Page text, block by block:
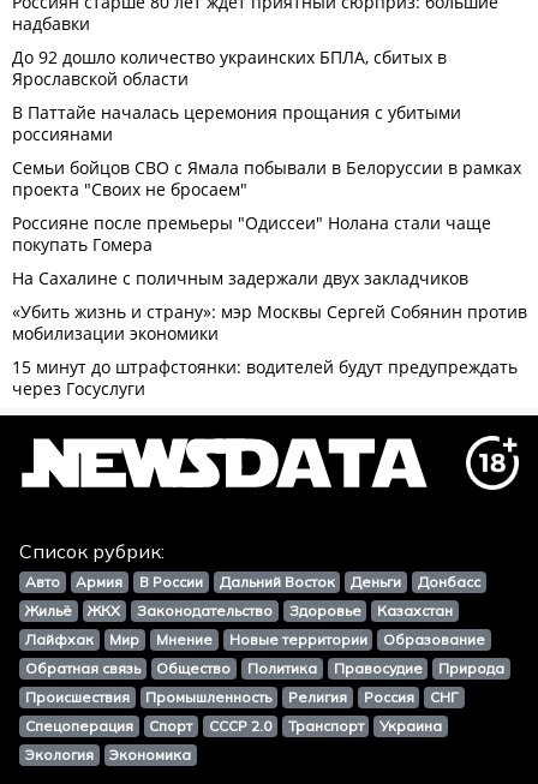
Список рубрик:
Авто Армия В России Дальний Восток Деньги
Донбасс
Жильё
ЖКХ Законодательство Здоровье
Казахстан
Лайфхак
Мир Мнение Новые территории
Образование
Обратная связь
Общество Политика Правосудие
Природа
Происшествия
Промышленность Религия Россия
СНГ
Спецоперация
Спорт СССР 2.0 Транспорт
Украина
Экология
Экономика